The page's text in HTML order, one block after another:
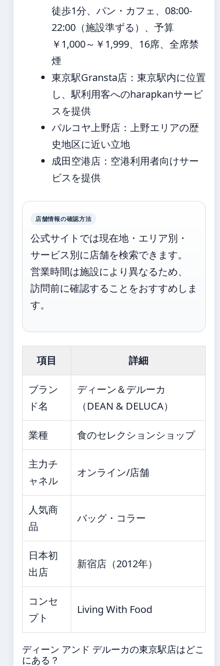
徒歩1分、パン・カフェ、08:00-
22:00（施設準ずる）、予算
￥1,000～￥1,999、16席、全席禁
煙
東京駅Gransta店：東京駅内に位置
し、駅利用客へのharapkanサービ
スを提供
パルコヤ上野店：上野エリアの歴
史地区に近い立地
成田空港店：空港利用者向けサー
ビスを提供
店舗情報の確認方法
公式サイトでは現在地・エリア別・
サービス別に店舗を検索できます。
営業時間は施設により異なるため、
訪問前に確認することをおすすめしま
す。
項目 詳細
ブラン
ド名
ディーン＆デルーカ
（DEAN & DELUCA）
業種 食のセレクションショップ
主力チ
ャネル
オンライン/店舗
人気商
品
バッグ・コラー
日本初
出店
新宿店（2012年）
コンセ
プト
Living With Food
ディーン アンド デルーカの東京駅店はどこ
にある？